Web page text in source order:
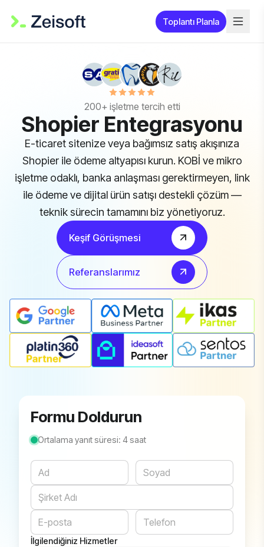
Toplantı Planla
200+ işletme tercih etti
Shopier Entegrasyonu
E-ticaret sitenize veya bağımsız satış akışınıza
Shopier ile ödeme altyapısı kurun. KOBİ ve mikro
işletme odaklı, banka anlaşması gerektirmeyen, link
ile ödeme ve dijital ürün satışı destekli çözüm —
teknik sürecin tamamını biz yönetiyoruz.
Keşif Görüşmesi
Referanslarımız
Formu Doldurun
Ortalama yanıt süresi: 4 saat
İlgilendiğiniz Hizmetler
Website